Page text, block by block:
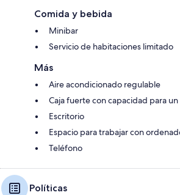
Comida y bebida
Minibar
Servicio de habitaciones limitado
Más
Aire acondicionado regulable
Caja fuerte con capacidad para
Escritorio
Espacio para trabajar con
Teléfono
Políticas